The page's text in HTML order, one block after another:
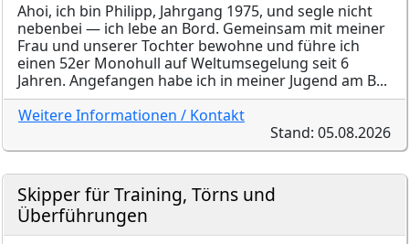
Ahoi, ich bin Philipp, Jahrgang 1975, und segle nicht
nebenbei — ich lebe an Bord. Gemeinsam mit meiner
Frau und unserer Tochter bewohne und führe ich
einen 52er Monohull auf Weltumsegelung seit 6
Jahren. Angefangen habe ich in meiner Jugend am B...
Weitere Informationen / Kontakt
Stand: 05.08.2026
Skipper für Training, Törns und
Überführungen